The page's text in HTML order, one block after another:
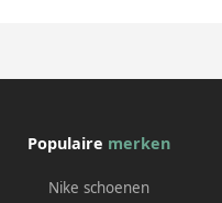
Populaire merken
Nike schoenen